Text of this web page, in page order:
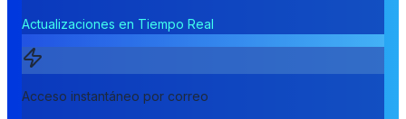
Actualizaciones en Tiempo Real
Acceso instantáneo por correo